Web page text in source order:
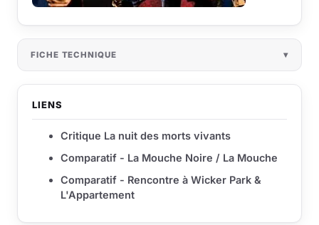
FICHE TECHNIQUE
LIENS
Critique La nuit des morts vivants
Comparatif - La Mouche Noire / La Mouche
Comparatif - Rencontre à Wicker Park &
L'Appartement